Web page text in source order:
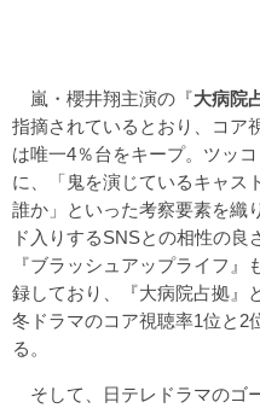
嵐・櫻井翔主演の『大病院
指摘されているとおり、コア
は唯一4％台をキープ。ツッ
に、「鬼を演じているキャス
誰か」といった考察要素を織
ド入りするSNSとの相性の
『ブラッシュアップライフ
録しており、『大病院占拠』
冬ドラマのコア視聴率1位と2
る。
そして、日テレドラマのゴ